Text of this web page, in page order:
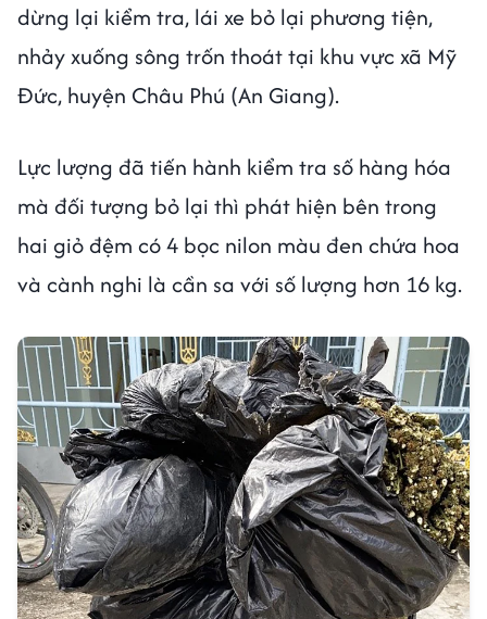
dừng lại kiểm tra, lái xe bỏ lại phương tiện,
nhảy xuống sông trốn thoát tại khu vực xã Mỹ
Đức, huyện Châu Phú (An Giang).
Lực lượng đã tiến hành kiểm tra số hàng hóa
mà đối tượng bỏ lại thì phát hiện bên trong
hai giỏ đệm có 4 bọc nilon màu đen chứa hoa
và cành nghi là cần sa với số lượng hơn 16 kg.